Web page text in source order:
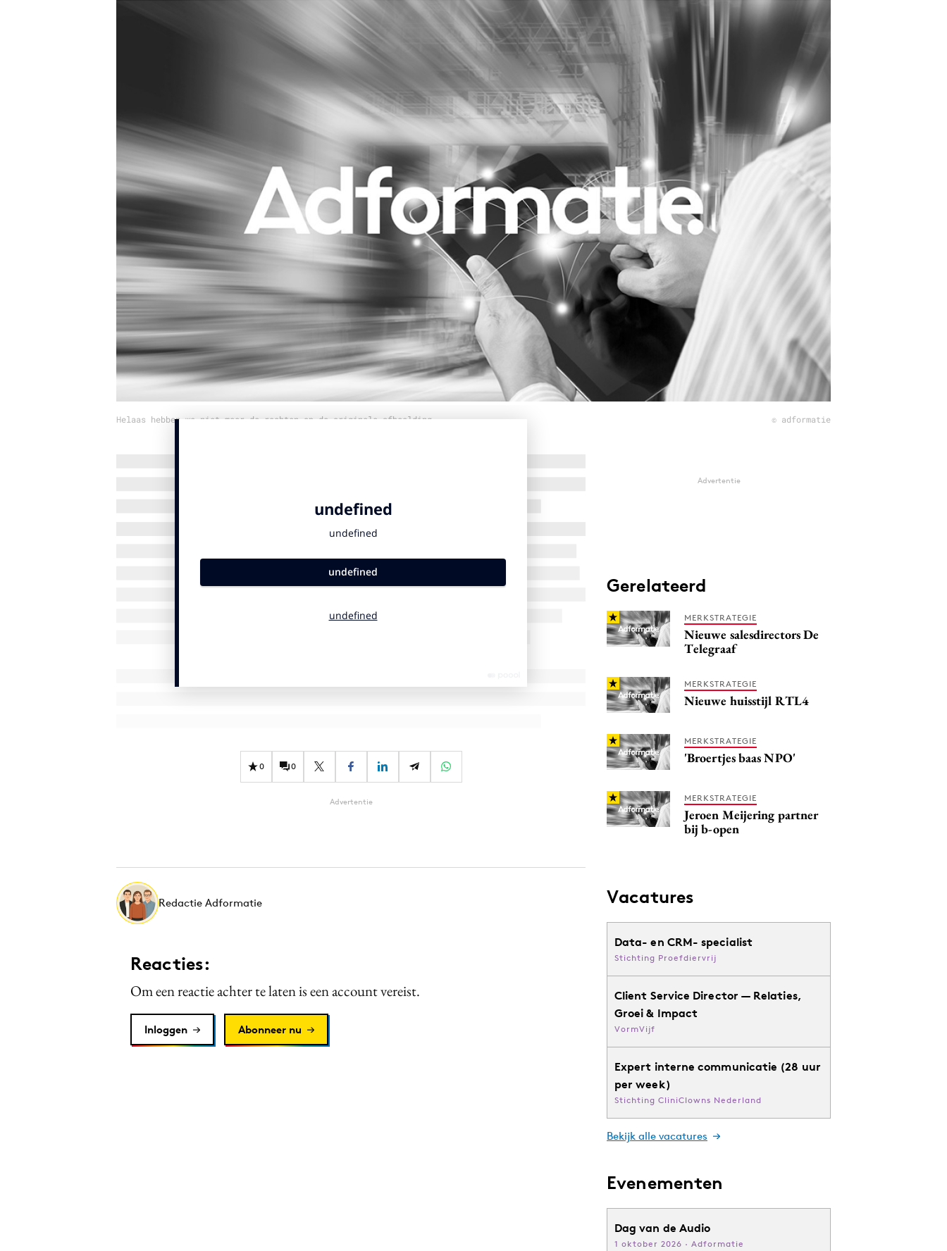
Influencer marketing
Interne communicatie
Purpose Marketing
Reputatie & crisis
Helaas hebben we niet meer de rechten op de originele afbeelding © adformatie
0 0
Advertentie
Redactie Adformatie
Reacties:
Om een reactie achter te laten is een account vereist.
Inloggen Abonneer nu
Advertentie
Gerelateerd
MERKSTRATEGIE
Nieuwe salesdirectors De
Telegraaf
MERKSTRATEGIE
Nieuwe huisstijl RTL4
MERKSTRATEGIE
'Broertjes baas NPO'
MERKSTRATEGIE
Jeroen Meijering partner
bij b-open
Vacatures
Data- en CRM- specialist
Stichting Proefdiervrij
Client Service Director — Relaties,
Groei & Impact
VormVijf
Expert interne communicatie (28 uur
per week)
Stichting CliniClowns Nederland
Bekijk alle vacatures
Evenementen
Dag van de Audio
1 oktober 2026 · Adformatie